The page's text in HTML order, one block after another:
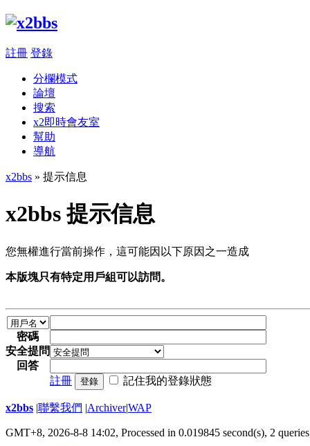
註冊 登錄
分欄模式
論壇
搜索
x2即時會友室
幫助
導航
x2bbs » 提示信息
x2bbs 提示信息
您無權進行當前操作，這可能因以下原因之一造成
本版塊只有特定用戶組可以訪問。
密碼
安全提問
回答
註冊
登錄 記住我的登錄狀態
x2bbs |聯繫我們 |Archiver|WAP
GMT+8, 2026-8-8 14:02, Processed in 0.019845 second(s), 2